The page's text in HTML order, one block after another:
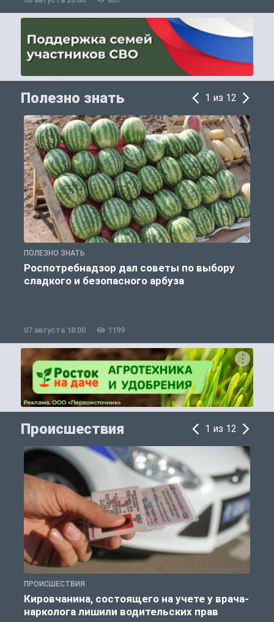
Полезно знать 1 из 12
ПОЛЕЗНО ЗНАТЬ
Роспотребнадзор дал советы по выбору
сладкого и безопасного арбуза
07 августа 18:00 1199
Происшествия 1 из 12
ПРОИСШЕСТВИЯ
Кировчанина, состоящего на учете у врача-
нарколога лишили водительских прав